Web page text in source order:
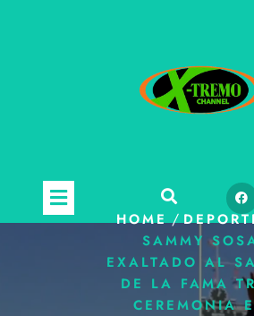
HOME/
SAMMY
EXALTADO AL
DE LA FAMA
CEREMONIA